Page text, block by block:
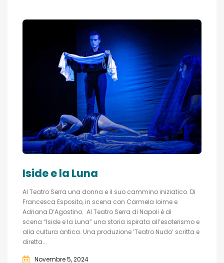
Iside e la Luna
Al Teatro Serra una donna e il suo cammino iniziatico. Di
Francesca Esposito, in scena con Carmela Ioime e
Adriana D’Agostino. Al Teatro Serra di Napoli è di
scena “Iside e la Luna” una storia ispirata all’esoterismo e
alla cultura antica. Una produzione ‘Teatro Nudo’ scritta e
diretta...
Novembre 5, 2024